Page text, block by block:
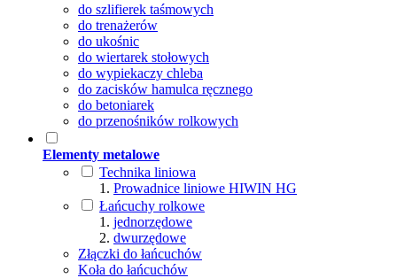
do szlifierek taśmowych
do trenażerów
do ukośnic
do wiertarek stołowych
do wypiekaczy chleba
do zacisków hamulca ręcznego
do betoniarek
do przenośników rolkowych
Elementy metalowe
Technika liniowa
Prowadnice liniowe HIWIN HG
Łańcuchy rolkowe
jednorzędowe
dwurzędowe
Złączki do łańcuchów
Koła do łańcuchów